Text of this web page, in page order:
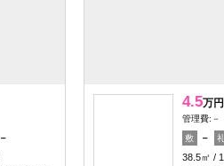
－
4.5万円
管理費:－
敷 －
38.5㎡